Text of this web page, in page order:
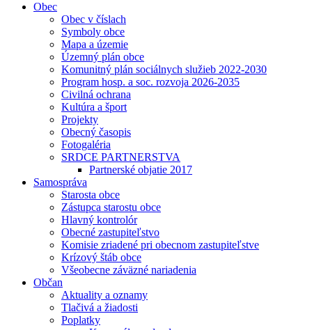
Obec
Obec v číslach
Symboly obce
Mapa a územie
Územný plán obce
Komunitný plán sociálnych služieb 2022-2030
Program hosp. a soc. rozvoja 2026-2035
Civilná ochrana
Kultúra a šport
Projekty
Obecný časopis
Fotogaléria
SRDCE PARTNERSTVA
Partnerské objatie 2017
Samospráva
Starosta obce
Zástupca starostu obce
Hlavný kontrolór
Obecné zastupiteľstvo
Komisie zriadené pri obecnom zastupiteľstve
Krízový štáb obce
Všeobecne záväzné nariadenia
Občan
Aktuality a oznamy
Tlačivá a žiadosti
Poplatky